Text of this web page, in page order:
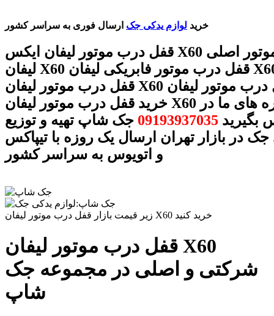
خرید لوازم یدکی جک ارسال فوری به سراسر کشور
قفل درب موتور لیفان ایکس X60 قفل درب موتور اصلی
لیفان X60 قفل درب موتور فابریکی لیفان X60 قیمت
قفل درب موتور لیفان X60 قفل درب موتور لیفان X60
خرید قفل درب موتور لیفان X60 با شماره های ما در
بگیرید 09193937035 جک شاپ تهیه و توزیع
جک در بازار تهران ارسال یک روزه با تیپاکس
و اتویوس به سراسر کشور
زیر قیمت بازار قفل درب موتور لیفان X60 خرید کنید
قفل درب موتور لیفان X60
شرکتی و اصلی در مجموعه جک
شاپ